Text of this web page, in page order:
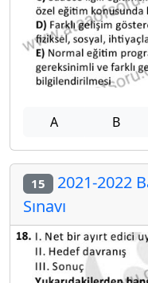
A B
15 2021-2022
Sınavı